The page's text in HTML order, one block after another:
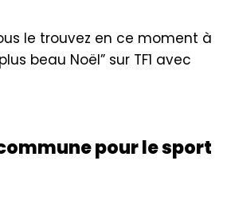
le trouvez en ce moment à
beau Noël” sur TF1 avec
pour le sport